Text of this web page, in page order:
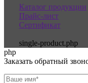
Каталог продукции
Прайс-лист
Сертификат
single-product.php
php
Заказать обратный